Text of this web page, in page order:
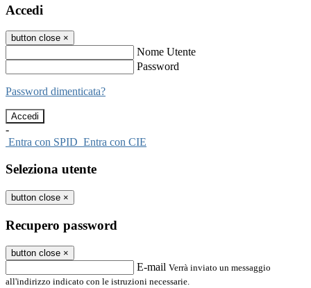
Accedi
button close ×
Nome Utente
Password
Password dimenticata?
-
Entra con SPID Entra con CIE
Seleziona utente
button close ×
Recupero password
button close ×
E-mail Verrà inviato un messaggio
all'indirizzo indicato con le istruzioni necessarie.